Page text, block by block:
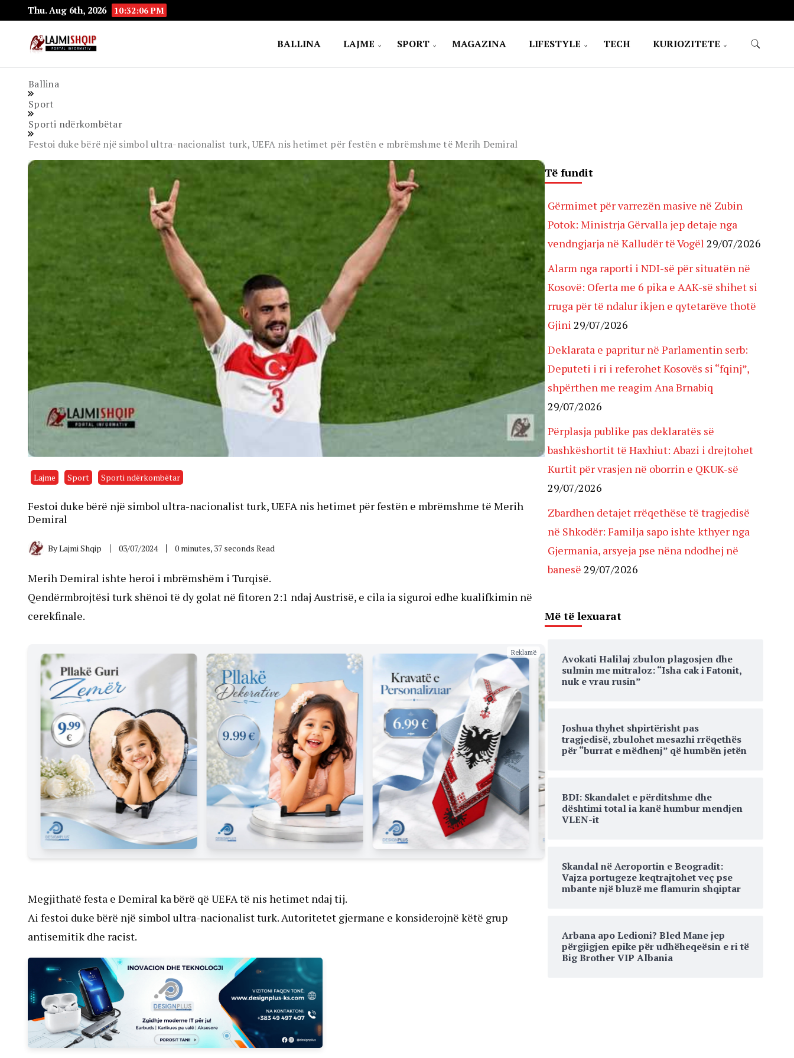
Thu. Aug 6th, 2026 10:32:07 PM
BALLINA LAJME SPORT MAGAZINA LIFESTYLE TECH KURIOZITETE
Ballina
Sport
Sporti ndërkombëtar
Festoi duke bërë një simbol ultra-nacionalist turk, UEFA nis hetimet për festën e mbrëmshme të Merih Demiral
Lajme Sport Sporti ndërkombëtar
Festoi duke bërë një simbol ultra-nacionalist turk, UEFA nis hetimet për festën e mbrëmshme të Merih
Demiral
ByLajmi Shqip 03/07/2024 0 minutes, 37 seconds Read
Merih Demiral ishte heroi i mbrëmshëm i Turqisë.
Qendërmbrojtësi turk shënoi të dy golat në fitoren 2:1 ndaj Austrisë, e cila ia siguroi edhe kualifkimin në
cerekfinale.
Reklamë
Megjithatë festa e Demiral ka bërë që UEFA të nis hetimet ndaj tij.
Ai festoi duke bërë një simbol ultra-nacionalist turk. Autoritetet gjermane e konsiderojnë këtë grup
antisemitik dhe racist.
Të fundit
Gërmimet për varrezën masive në Zubin
Potok: Ministrja Gërvalla jep detaje nga
vendngjarja në Kalludër të Vogël 29/07/2026
Alarm nga raporti i NDI-së për situatën në
Kosovë: Oferta me 6 pika e AAK-së shihet si
rruga për të ndalur ikjen e qytetarëve thotë
Gjini 29/07/2026
Deklarata e papritur në Parlamentin serb:
Deputeti i ri i referohet Kosovës si “fqinj”,
shpërthen me reagim Ana Brnabiq
29/07/2026
Përplasja publike pas deklaratës së
bashkëshortit të Haxhiut: Abazi i drejtohet
Kurtit për vrasjen në oborrin e QKUK-së
29/07/2026
Zbardhen detajet rrëqethëse të tragjedisë
në Shkodër: Familja sapo ishte kthyer nga
Gjermania, arsyeja pse nëna ndodhej në
banesë 29/07/2026
Më të lexuarat
Avokati Halilaj zbulon plagosjen dhe
sulmin me mitraloz: “Isha cak i Fatonit,
nuk e vrau rusin”
Joshua thyhet shpirtërisht pas
tragjedisë, zbulohet mesazhi rrëqethës
për “burrat e mëdhenj” që humbën jetën
BDI: Skandalet e përditshme dhe
dështimi total ia kanë humbur mendjen
VLEN-it
Skandal në Aeroportin e Beogradit:
Vajza portugeze keqtrajtohet veç pse
mbante një bluzë me flamurin shqiptar
Arbana apo Ledioni? Bled Mane jep
përgjigjen epike për udhëheqeësin e ri të
Big Brother VIP Albania